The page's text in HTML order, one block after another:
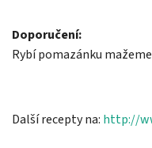
Doporučení:
Rybí pomazánku
Další recepty na: http://